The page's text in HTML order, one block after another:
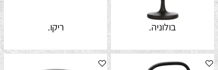
בולוניה. ריקו.